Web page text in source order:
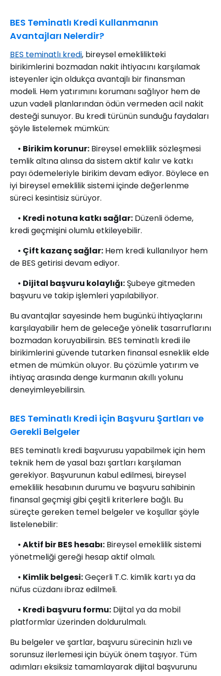
BES Teminatlı Kredi Kullanmanın
Avantajları Nelerdir?
BES teminatlı kredi, bireysel emeklilikteki
birikimlerini bozmadan nakit ihtiyacını karşılamak
isteyenler için oldukça avantajlı bir finansman
modeli. Hem yatırımını korumanı sağlıyor hem de
uzun vadeli planlarından ödün vermeden acil nakit
desteği sunuyor. Bu kredi türünün sunduğu faydaları
şöyle listelemek mümkün:
⦁ Birikim korunur: Bireysel emeklilik sözleşmesi
temlik altına alınsa da sistem aktif kalır ve katkı
payı ödemeleriyle birikim devam ediyor. Böylece en
iyi bireysel emeklilik sistemi içinde değerlenme
süreci kesintisiz sürüyor.
⦁ Kredi notuna katkı sağlar: Düzenli ödeme,
kredi geçmişini olumlu etkileyebilir.
⦁ Çift kazanç sağlar: Hem kredi kullanılıyor hem
de BES getirisi devam ediyor.
⦁ Dijital başvuru kolaylığı: Şubeye gitmeden
başvuru ve takip işlemleri yapılabiliyor.
Bu avantajlar sayesinde hem bugünkü ihtiyaçlarını
karşılayabilir hem de geleceğe yönelik tasarruflarını
bozmadan koruyabilirsin. BES teminatlı kredi ile
birikimlerini güvende tutarken finansal esneklik elde
etmen de mümkün oluyor. Bu çözümle yatırım ve
ihtiyaç arasında denge kurmanın akıllı yolunu
deneyimleyebilirsin.
BES Teminatlı Kredi için Başvuru Şartları ve
Gerekli Belgeler
BES teminatlı kredi başvurusu yapabilmek için hem
teknik hem de yasal bazı şartları karşılaman
gerekiyor. Başvurunun kabul edilmesi, bireysel
emeklilik hesabının durumu ve başvuru sahibinin
finansal geçmişi gibi çeşitli kriterlere bağlı. Bu
süreçte gereken temel belgeler ve koşullar şöyle
listelenebilir:
⦁Aktif bir BES hesabı: Bireysel emeklilik sistemi
yönetmeliği gereği hesap aktif olmalı.
⦁ Kimlik belgesi:Geçerli T.C. kimlik kartı ya da
nüfus cüzdanı ibraz edilmeli.
⦁ Kredi başvuru formu: Dijital ya da mobil
platformlar üzerinden doldurulmalı.
Bu belgeler ve şartlar, başvuru sürecinin hızlı ve
sorunsuz ilerlemesi için büyük önem taşıyor. Tüm
adımları eksiksiz tamamlayarak dijital başvurunu